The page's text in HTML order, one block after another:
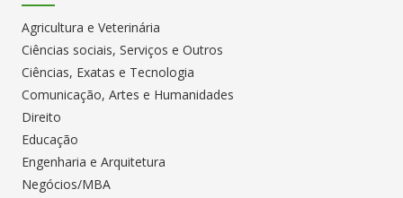
Agricultura e Veterinária
Ciências sociais, Serviços e Outros
Ciências, Exatas e Tecnologia
Comunicação, Artes e Humanidades
Direito
Educação
Engenharia e Arquitetura
Negócios/MBA